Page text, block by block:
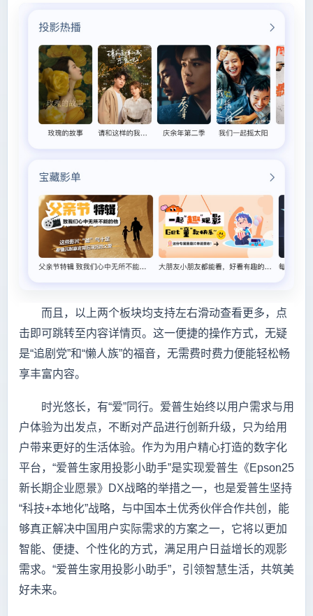
而且，以上两个板块均支持左右滑动查看更多，点
击即可跳转至内容详情页。这一便捷的操作方式，无疑
是“追剧党”和“懒人族”的福音，无需费时费力便能轻松畅
享丰富内容。
时光悠长，有“爱”同行。爱普生始终以用户需求与用
户体验为出发点，不断对产品进行创新升级，只为给用
户带来更好的生活体验。作为为用户精心打造的数字化
平台，“爱普生家用投影小助手”是实现爱普生《Epson25
新长期企业愿景》DX战略的举措之一，也是爱普生坚持
“科技+本地化”战略，与中国本土优秀伙伴合作共创，能
够真正解决中国用户实际需求的方案之一，它将以更加
智能、便捷、个性化的方式，满足用户日益增长的观影
需求。“爱普生家用投影小助手”，引领智慧生活，共筑美
好未来。